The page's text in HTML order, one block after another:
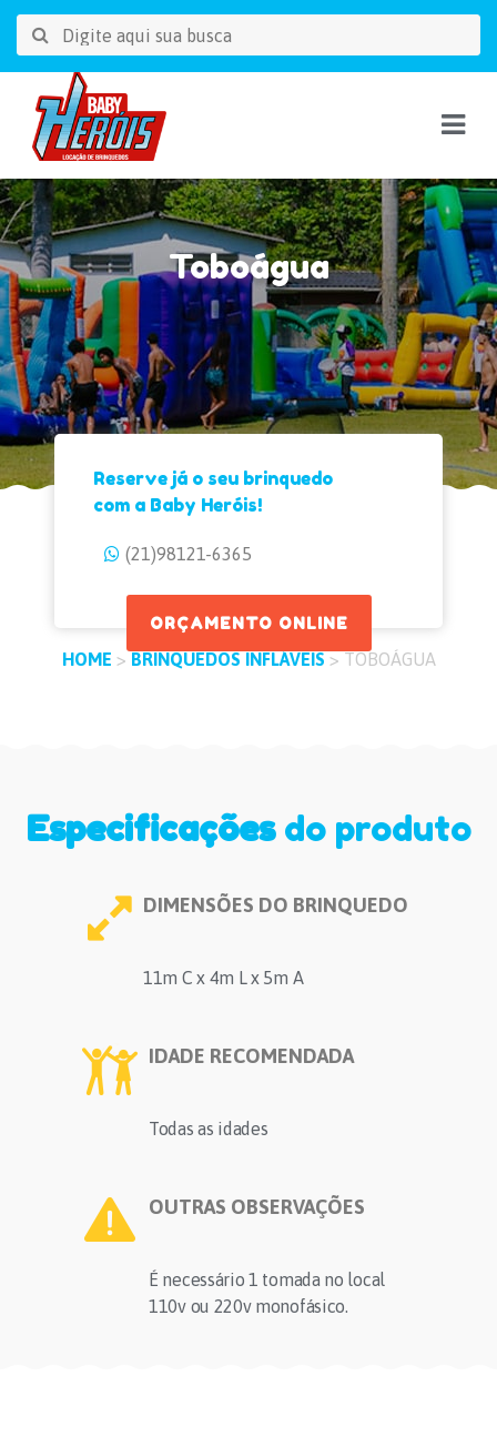
Toboágua
Reserve já o seu brinquedo
com a Baby Heróis!
(21)98121-6365
ORÇAMENTO ONLINE
HOME > BRINQUEDOS INFLÁVEIS > TOBOÁGUA
Especificaçõesdo produto
DIMENSÕES DO BRINQUEDO
11m C x 4m L x 5m A
IDADE RECOMENDADA
Todas as idades
OUTRAS OBSERVAÇÕES
É necessário 1 tomada no local
110v ou 220v monofásico.